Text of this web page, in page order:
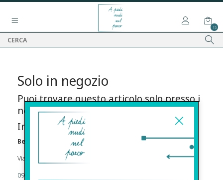
15
Solo in negozio
Puoi trovare questo articolo solo presso i
nostri punti vendita:
Info contatti
Before s.r.l.s.
Via Della Maestranza , 23 96100 Siracusa
09311962373